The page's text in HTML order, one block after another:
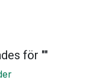
för ""